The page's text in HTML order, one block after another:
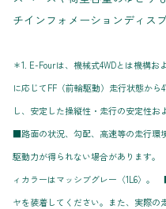
チインフォメーションディス
＊1. E-Fourは、機械式4WDとは機構
に応じてFF（前輪駆動）走行状態か
し、安定した操縦性・走行の安定性お
■路面の状況、勾配、高速等の走行環
駆動力が得られない場合があります
ィカラーはマッシブグレー〈1L6〉
ヤを装着してください。また、実際